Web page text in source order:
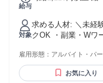
給与
対象
求める人材: ＼未経験歓迎／ ・学歴不問 ・年齢不問 ・ブラン
クOK ・副業・Wワ
雇用形態： アルバイト・パー
お気に入り